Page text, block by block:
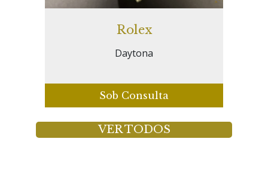
Rolex
Daytona
Sob Consulta
VER TODOS